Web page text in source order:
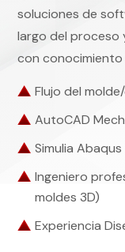
soluciones de
largo del proceso
con conocimiento
Flujo del
AutoCAD
Simulia Abaqus
Ingeniero
moldes 3D)
Experiencia